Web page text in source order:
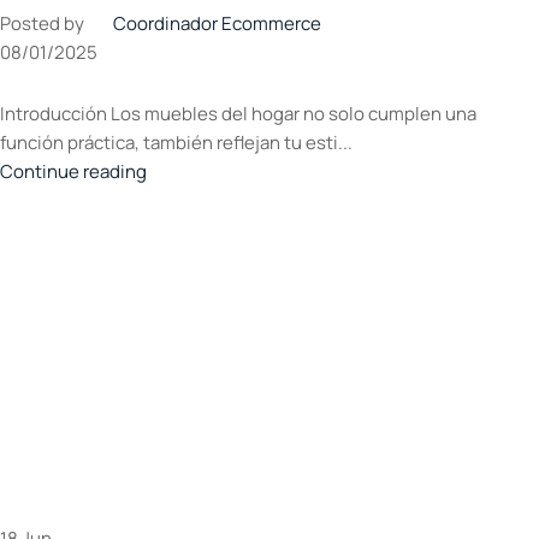
Posted by
Coordinador Ecommerce
08/01/2025
Introducción Los muebles del hogar no solo cumplen una
función práctica, también reflejan tu esti...
Continue reading